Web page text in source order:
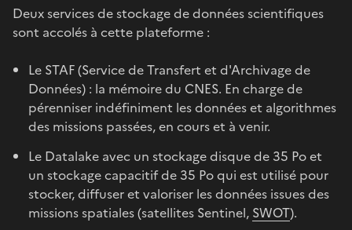
Deux services de stockage de données scientifiques
sont accolés à cette plateforme :
Le STAF (Service de Transfert et d'Archivage de
Données) : la mémoire du CNES. En charge de
pérenniser indéfiniment les données et algorithmes
des missions passées, en cours et à venir.
Le Datalake avec un stockage disque de 35 Po et
un stockage capacitif de 35 Po qui est utilisé pour
stocker, diffuser et valoriser les données issues des
missions spatiales (satellites Sentinel, SWOT).